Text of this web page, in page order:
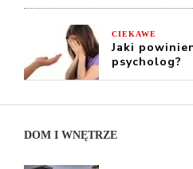
CIEKAWE
Jaki
psycholog?
DOM I WNĘTRZE